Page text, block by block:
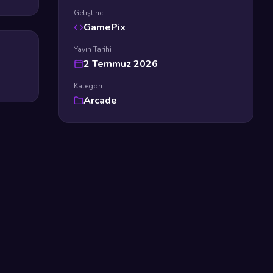
Geliştirici
GamePix
Yayın Tarihi
2 Temmuz 2026
Kategori
Arcade